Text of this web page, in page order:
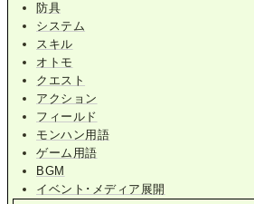
防具
システム
スキル
オトモ
クエスト
アクション
フィールド
モンハン用語
ゲーム用語
BGM
イベント･メディア展開